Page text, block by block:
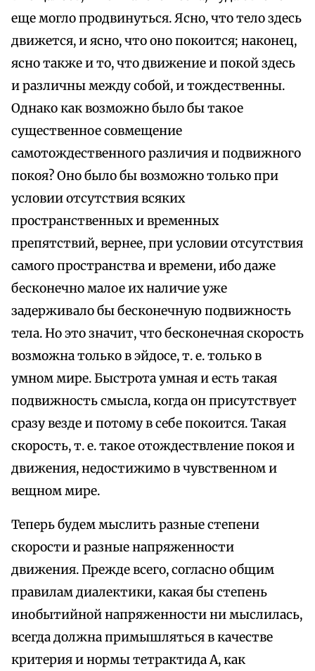
еще могло продвинуться. Ясно, что тело здесь
движется, и ясно, что оно покоится; наконец,
ясно также и то, что движение и покой здесь
и различны между собой, и тождественны.
Однако как возможно было бы такое
существенное совмещение
самотождественного различия и подвижного
покоя? Оно было бы возможно только при
условии отсутствия всяких
пространственных и временных
препятствий, вернее, при условии отсутствия
самого пространства и времени, ибо даже
бесконечно малое их наличие уже
задерживало бы бесконечную подвижность
тела. Но это значит, что бесконечная скорость
возможна только в эйдосе, т. е. только в
умном мире. Быстрота умная и есть такая
подвижность смысла, когда он присутствует
сразу везде и потому в себе покоится. Такая
скорость, т. е. такое отождествление покоя и
движения, недостижимо в чувственном и
вещном мире.
Теперь будем мыслить разные степени
скорости и разные напряженности
движения. Прежде всего, согласно общим
правилам диалектики, какая бы степень
инобытийной напряженности ни мыслилась,
всегда должна примышляться в качестве
критерия и нормы тетрактида А, как